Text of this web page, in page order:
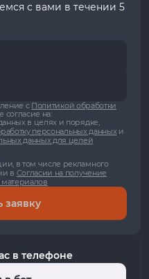
с вами в течении 5
с Политикой обработки
согласие на:
в целях и порядке,
персональных данныхи
данных для целей
в том числе рекламного
в Согласии на получение
заявку
в телефоне